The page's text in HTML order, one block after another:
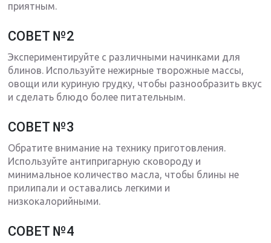
приятным.
СОВЕТ №2
Экспериментируйте с различными начинками для
блинов. Используйте нежирные творожные массы,
овощи или куриную грудку, чтобы разнообразить вкус
и сделать блюдо более питательным.
СОВЕТ №3
Обратите внимание на технику приготовления.
Используйте антипригарную сковороду и
минимальное количество масла, чтобы блины не
прилипали и оставались легкими и
низкокалорийными.
СОВЕТ №4